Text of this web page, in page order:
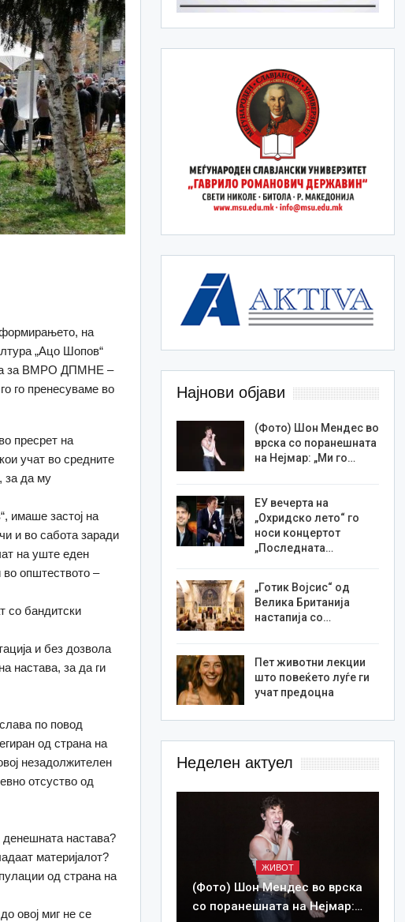
формирањето, на
„Ацо Шопов“
за ВМРО ДПМНЕ –
го пренесуваме во
пресрет на
учат во средните
за да му
имаше застој на
и во сабота заради
на уште еден
во општеството –
со бандитски
и без дозвола
настава, за да ги
по повод
од страна на
незадолжителен
отсуство од
денешната настава?
материјалот?
од страна на
овој миг не се
Најнови објави
(Фото) Шон Мендес во
врска со поранешната
на Нејмар: „Ми го…
ЕУ вечерта на
„Охридско лето“ го
носи концертот
„Последната…
„Готик Војсис“ од
Велика Британија
настапија со…
Пет животни лекции
што повеќето луѓе ги
учат предоцна
Неделен актуел
ЖИВОТ
(Фото) Шон Мендес во врска
со поранешната на Нејмар:…